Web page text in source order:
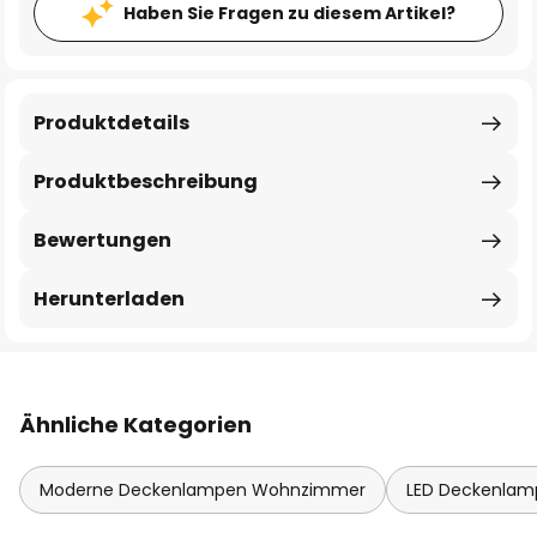
Haben Sie Fragen zu diesem Artikel?
Produktbeschreibung
Produktdetails
Bewertungen
Herunterladen
Ähnliche Kategorien
Moderne Deckenlampen Wohnzimmer LED